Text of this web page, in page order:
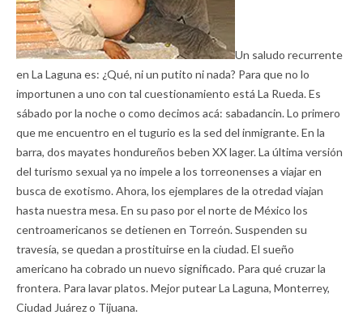
Un saludo recurrente
en La Laguna es: ¿Qué, ni un putito ni nada? Para que no lo
importunen a uno con tal cuestionamiento está La Rueda. Es
sábado por la noche o como decimos acá: sabadancin. Lo primero
que me encuentro en el tugurio es la sed del inmigrante. En la
barra, dos mayates hondureños beben XX lager. La última versión
del turismo sexual ya no impele a los torreonenses a viajar en
busca de exotismo. Ahora, los ejemplares de la otredad viajan
hasta nuestra mesa. En su paso por el norte de México los
centroamericanos se detienen en Torreón. Suspenden su
travesía, se quedan a prostituirse en la ciudad. El sueño
americano ha cobrado un nuevo significado. Para qué cruzar la
frontera. Para lavar platos. Mejor putear La Laguna, Monterrey,
Ciudad Juárez o Tijuana.